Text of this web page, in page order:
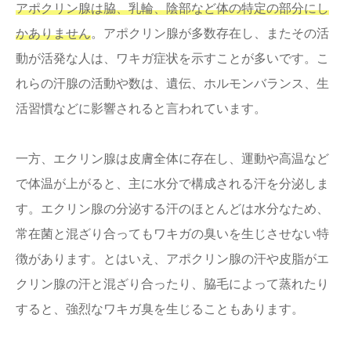
アポクリン腺は脇、乳輪、陰部など体の特定の部分にし
かありません。アポクリン腺が多数存在し、またその活
動が活発な人は、ワキガ症状を示すことが多いです。こ
れらの汗腺の活動や数は、遺伝、ホルモンバランス、生
活習慣などに影響されると言われています。
一方、エクリン腺は皮膚全体に存在し、運動や高温など
で体温が上がると、主に水分で構成される汗を分泌しま
す。エクリン腺の分泌する汗のほとんどは水分なため、
常在菌と混ざり合ってもワキガの臭いを生じさせない特
徴があります。とはいえ、アポクリン腺の汗や皮脂がエ
クリン腺の汗と混ざり合ったり、脇毛によって蒸れたり
すると、強烈なワキガ臭を生じることもあります。